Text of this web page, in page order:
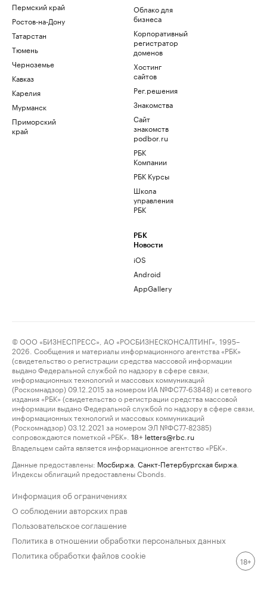
Пермский край
Ростов-на-Дону
Татарстан
Тюмень
Черноземье
Кавказ
Карелия
Мурманск
Приморский
край
Облако для
бизнеса
Корпоративный
регистратор
доменов
Хостинг
сайтов
Рег.решения
Знакомства
Сайт
знакомств
podbor.ru
РБК
Компании
РБК Курсы
Школа
управления
РБК
РБК
Новости
iOS
Android
AppGallery
© ООО «БИЗНЕСПРЕСС», АО «РОСБИЗНЕСКОНСАЛТИНГ», 1995–
2026. Сообщения и материалы информационного агентства «РБК»
(свидетельство о регистрации средства массовой информации
выдано Федеральной службой по надзору в сфере связи,
информационных технологий и массовых коммуникаций
(Роскомнадзор) 09.12.2015 за номером ИА №ФС77-63848) и сетевого
издания «РБК» (свидетельство о регистрации средства массовой
информации выдано Федеральной службой по надзору в сфере связи,
информационных технологий и массовых коммуникаций
(Роскомнадзор) 03.12.2021 за номером ЭЛ №ФС77-82385)
сопровождаются пометкой «РБК».
18+ letters@rbc.ru
Владельцем сайта является информационное агентство «РБК».
Данные предоставлены: Мосбиржа Санкт-Петербургская биржа
Индексы облигаций предоставлены Cbonds.
Информация об ограничениях
О соблюдении авторских прав
Пользовательское соглашение
Политика в отношении обработки персональных данных
Политика обработки файлов cookie
18+